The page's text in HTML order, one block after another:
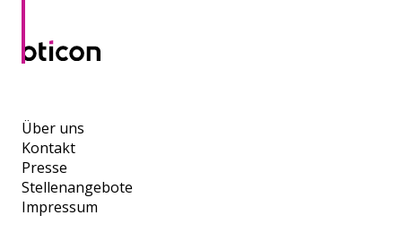
Über uns
Kontakt
Presse
Stellenangebote
Impressum